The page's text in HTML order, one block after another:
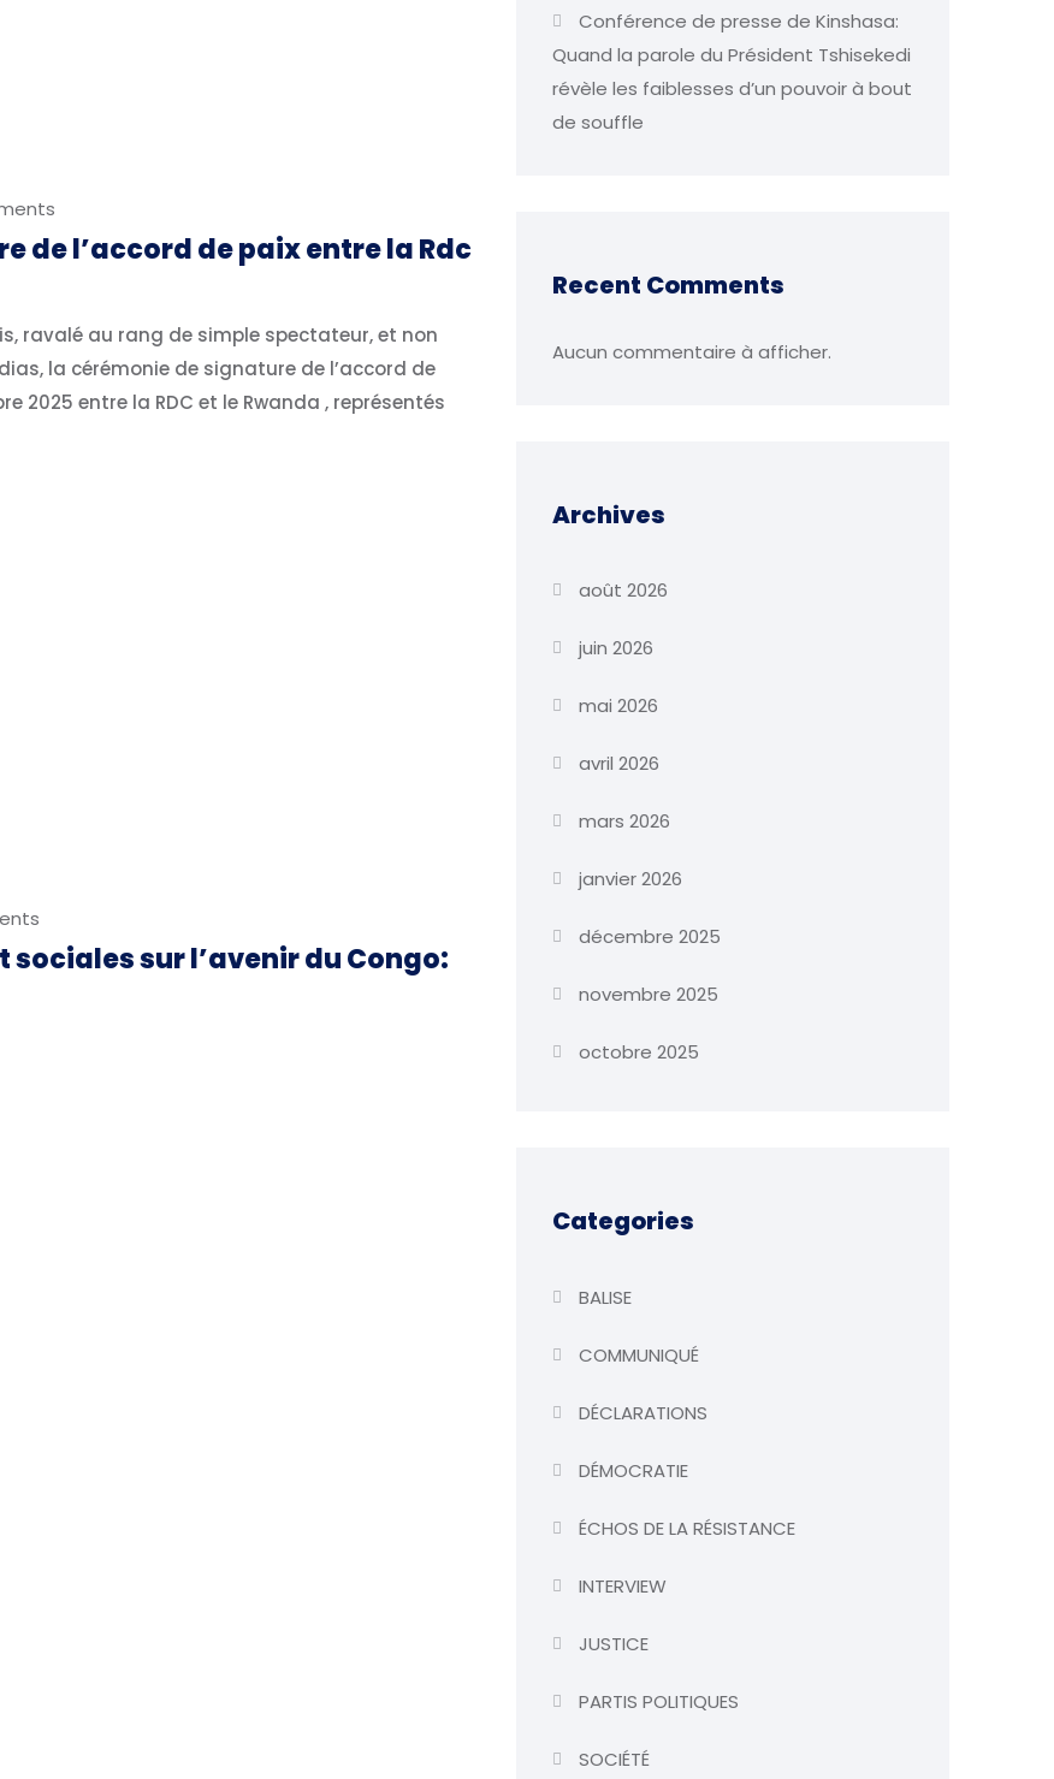
de l’accord de paix entre la Rdc
ravalé au rang de simple spectateur, et non
la cérémonie de signature de l’accord de
2025 entre la RDC et le Rwanda , représentés
sur l’avenir du Congo:
Conférence de presse de Kinshasa:
Quand la parole du Président Tshisekedi
révèle les faiblesses d’un pouvoir à bout
de souffle
Recent Comments
Aucun commentaire à afficher.
Archives
août 2026
juin 2026
mai 2026
avril 2026
mars 2026
janvier 2026
décembre 2025
novembre 2025
octobre 2025
Categories
BALISE
COMMUNIQUÉ
DÉCLARATIONS
DÉMOCRATIE
ÉCHOS DE LA RÉSISTANCE
INTERVIEW
JUSTICE
PARTIS POLITIQUES
SOCIÉTÉ